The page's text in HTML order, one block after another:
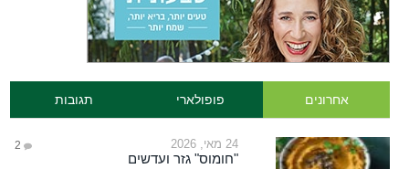
אחרונים פופולארי תגובות
24 מאי, 2026 2
"חומוס" גזר ועדשים